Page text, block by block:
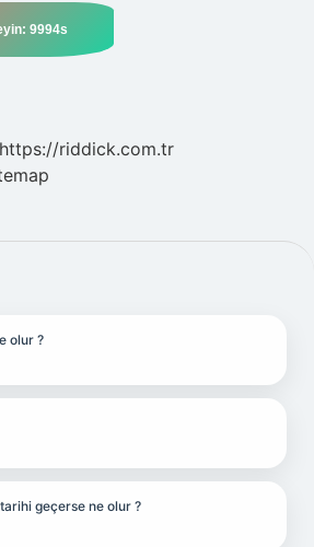
https://riddick.com.tr
olur ?
geçerse ne olur ?